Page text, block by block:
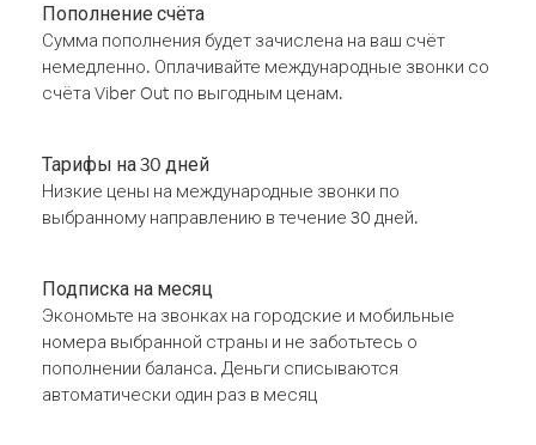
Пополнение счёта
Сумма пополнения будет зачислена на ваш счёт
немедленно. Оплачивайте международные звонки со
счёта Viber Out по выгодным ценам.
Тарифы на 30 дней
Низкие цены на международные звонки по
выбранному направлению в течение 30 дней.
Подписка на месяц
Экономьте на звонках на городские и мобильные
номера выбранной страны и не заботьтесь о
пополнении баланса. Деньги списываются
автоматически один раз в месяц